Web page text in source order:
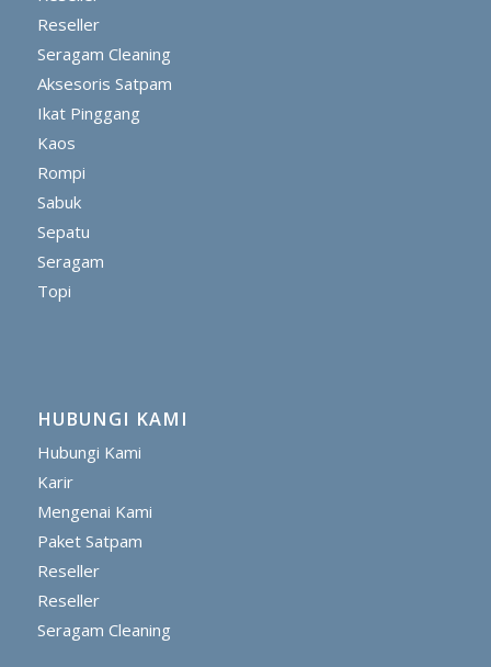
Reseller
Seragam Cleaning
Aksesoris Satpam
Ikat Pinggang
Kaos
Rompi
Sabuk
Sepatu
Seragam
Topi
HUBUNGI KAMI
Hubungi Kami
Karir
Mengenai Kami
Paket Satpam
Reseller
Reseller
Seragam Cleaning